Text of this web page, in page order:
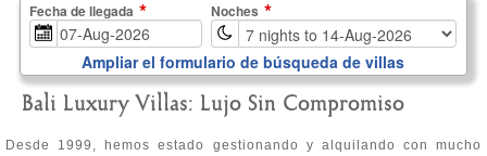
Fecha de llegada Noches
Ampliar el formulario de búsqueda de villas
Bali Luxury Villas: Lujo Sin Compromiso
Desde 1999, hemos estado gestionando y alquilando con mucho